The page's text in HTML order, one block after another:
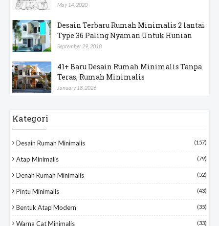
May 14, 2020
Desain Terbaru Rumah Minimalis 2 lantai
Type 36 Paling Nyaman Untuk Hunian
September 29, 2018
41+ Baru Desain Rumah Minimalis Tanpa
Teras, Rumah Minimalis
January 18, 2026
Kategori
Desain Rumah Minimalis (157)
Atap Minimalis (79)
Denah Rumah Minimalis (52)
Pintu Minimalis (43)
Bentuk Atap Modern (35)
Warna Cat Minimalis (33)